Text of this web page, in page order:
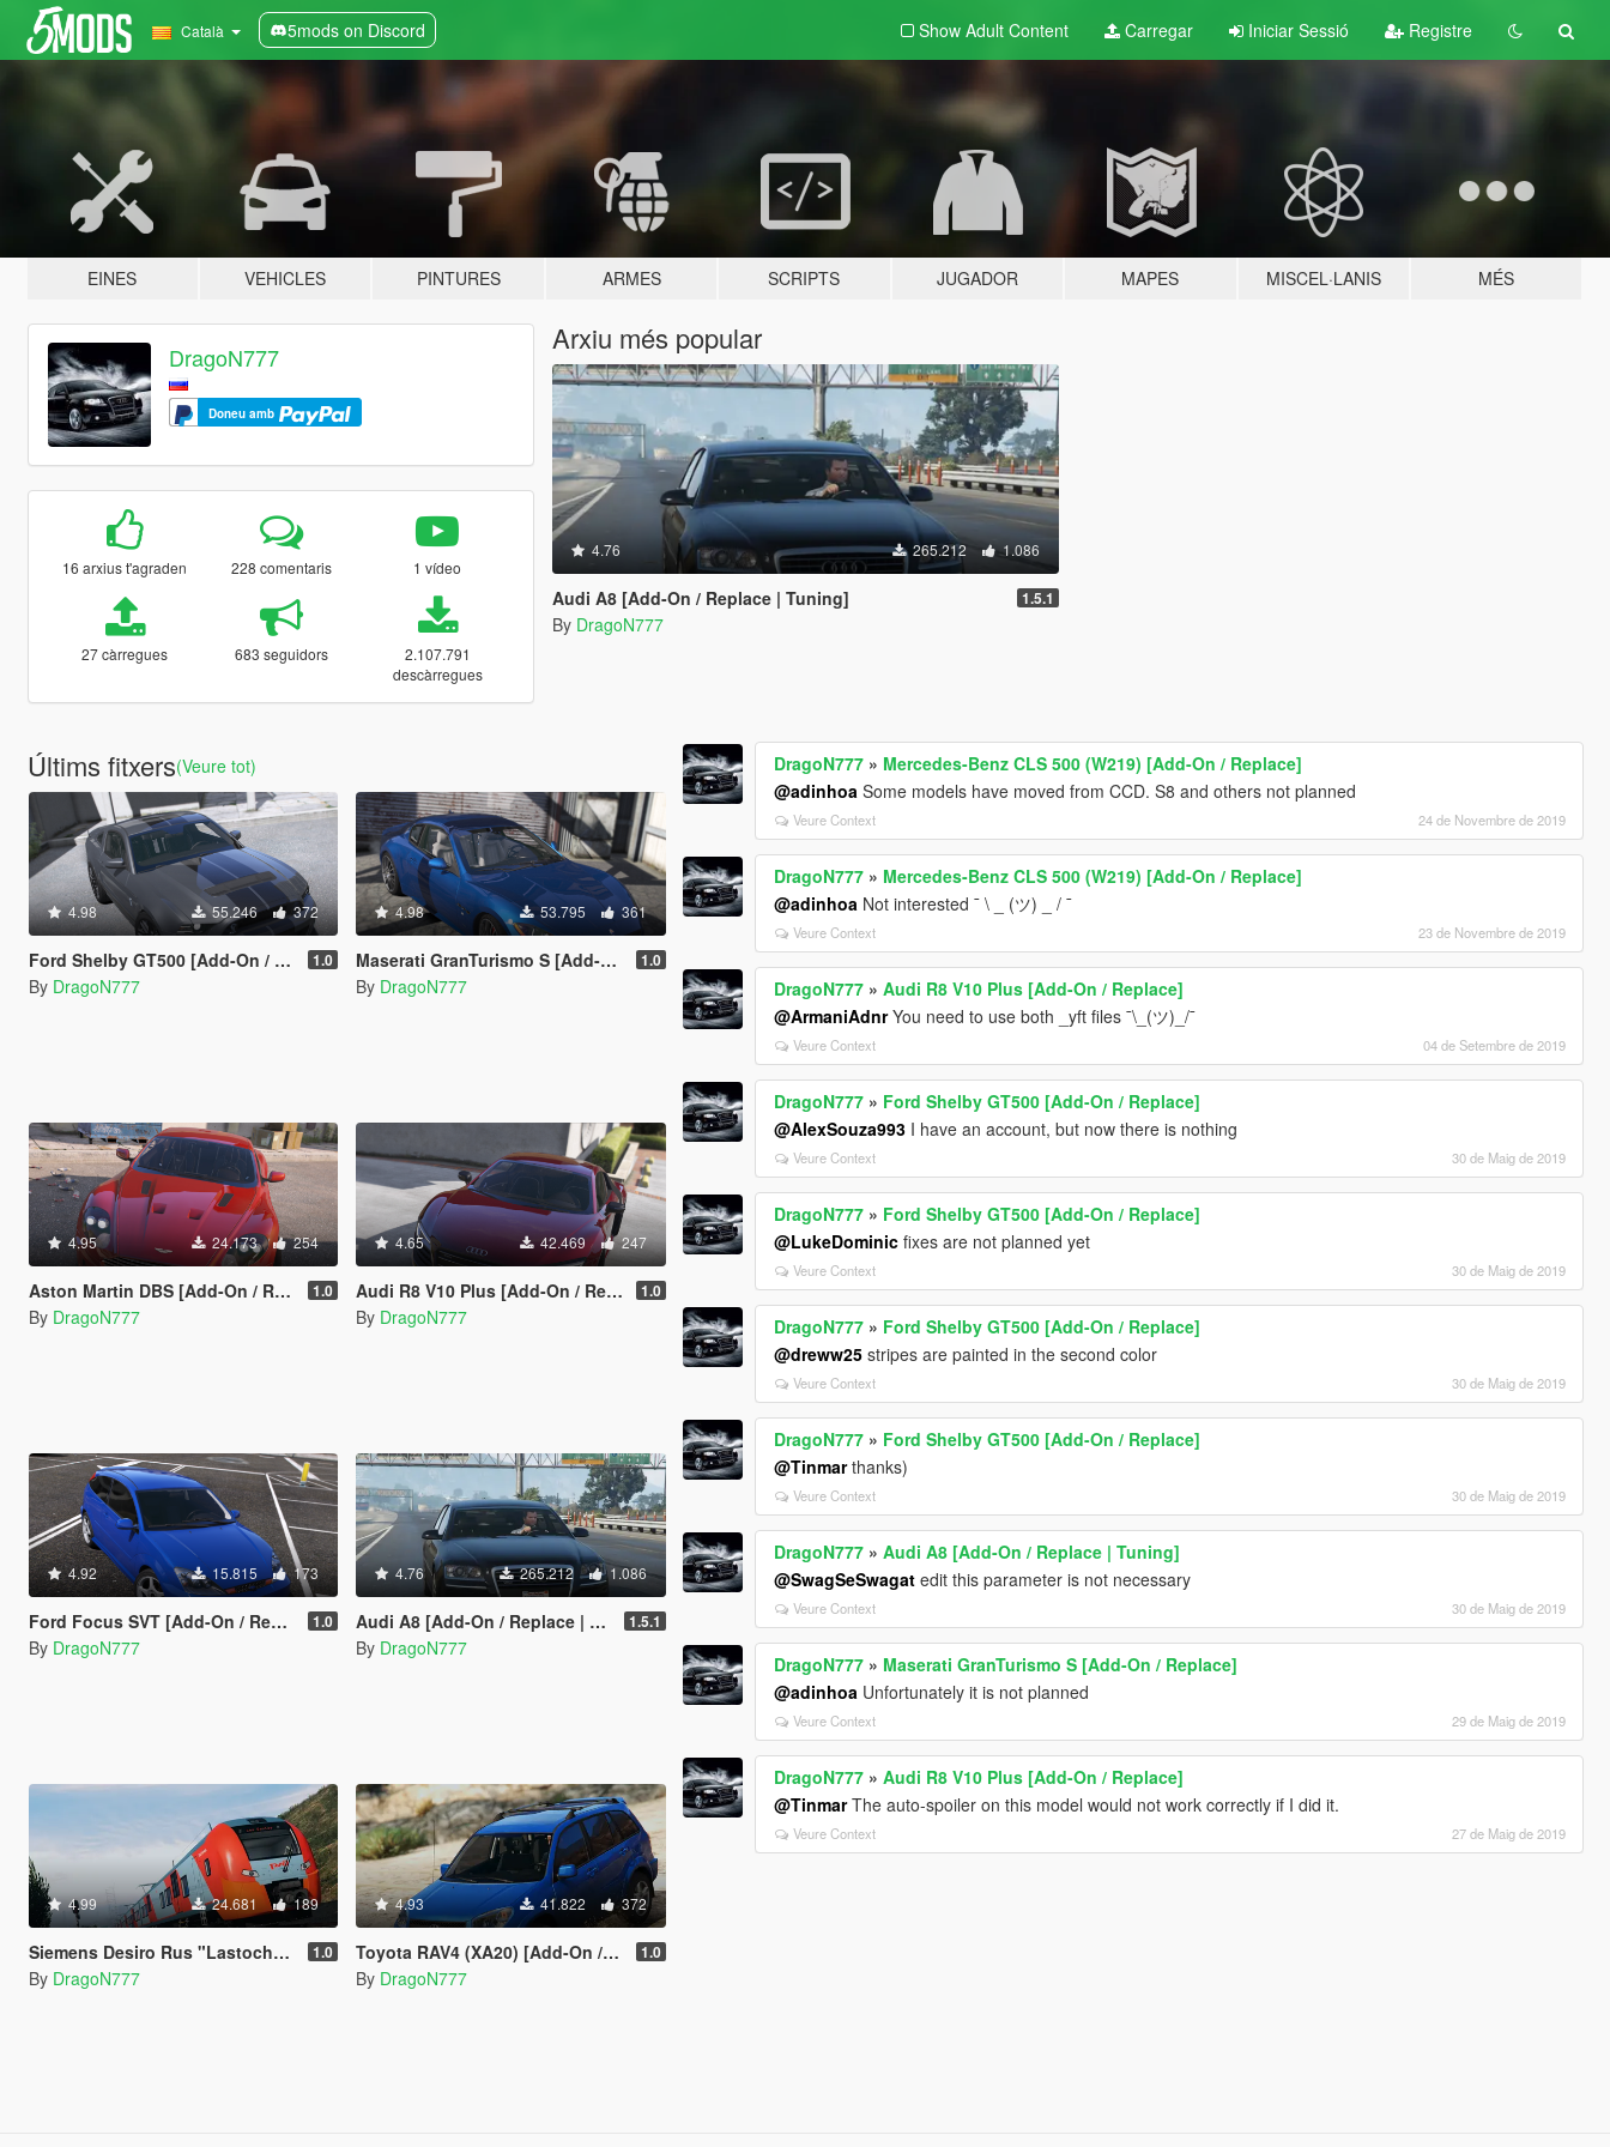
Català 5mods on Discord Show Adult Content Carregar Iniciar Sessió Registre
EINES VEHICLES PINTURES ARMES SCRIPTS JUGADOR MAPES MISCEL·LANIS MÉS
DragoN777
Doneu amb
16 arxius t'agraden 228 comentaris 1 vídeo
27 càrregues 683 seguidors
2.107.791
descàrregues
Arxiu més popular
4.76 265.212 1.086
Audi A8 [Add-On / Replace | Tuning] 1.5.1
By DragoN777
Últims fitxers(Veure tot)
4.98 55.246 372
Ford Shelby GT500 [Add-On / Replace] 1.0
By DragoN777
4.98 53.795 361
Maserati GranTurismo S [Add-On / Replace] 1.0
By DragoN777
4.95 24.173 254
Aston Martin DBS [Add-On / Replace] 1.0
By DragoN777
4.65 42.469 247
Audi R8 V10 Plus [Add-On / Replace] 1.0
By DragoN777
4.92 15.815 173
Ford Focus SVT [Add-On / Replace] 1.0
By DragoN777
4.76 265.212 1.086
Audi A8 [Add-On / Replace | Tuning] 1.5.1
By DragoN777
4.99 24.681 189
Siemens Desiro Rus "Lastochka" [Replace] 1.0
By DragoN777
4.93 41.822 372
Toyota RAV4 (XA20) [Add-On / Replace] 1.0
By DragoN777
DragoN777 » Mercedes-Benz CLS 500 (W219) [Add-On / Replace]
@adinhoa Some models have moved from CCD. S8 and others not planned
Veure Context 24 de Novembre de 2019
DragoN777 » Mercedes-Benz CLS 500 (W219) [Add-On / Replace]
@adinhoa Not interested ¯ \ _ (ツ) _ / ¯
Veure Context 23 de Novembre de 2019
DragoN777 »Audi R8 V10 Plus [Add-On / Replace]
@ArmaniAdnrYou need to use both _yft files ¯\_(ツ)_/¯
Veure Context 04 de Setembre de 2019
DragoN777 » Ford Shelby GT500 [Add-On / Replace]
@AlexSouza993 I have an account, but now there is nothing
Veure Context 30 de Maig de 2019
DragoN777 » Ford Shelby GT500 [Add-On / Replace]
@LukeDominic fixes are not planned yet
Veure Context 30 de Maig de 2019
DragoN777 » Ford Shelby GT500 [Add-On / Replace]
@dreww25 stripes are painted in the second color
Veure Context 30 de Maig de 2019
DragoN777 » Ford Shelby GT500 [Add-On / Replace]
@Tinmarthanks)
Veure Context 30 de Maig de 2019
DragoN777 »Audi A8 [Add-On / Replace | Tuning]
@SwagSeSwagat edit this parameter is not necessary
Veure Context 30 de Maig de 2019
DragoN777 » Maserati GranTurismo S [Add-On / Replace]
@adinhoa Unfortunately it is not planned
Veure Context 29 de Maig de 2019
DragoN777 »Audi R8 V10 Plus [Add-On / Replace]
@TinmarThe auto-spoiler on this model would not work correctly if I did it.
Veure Context 27 de Maig de 2019